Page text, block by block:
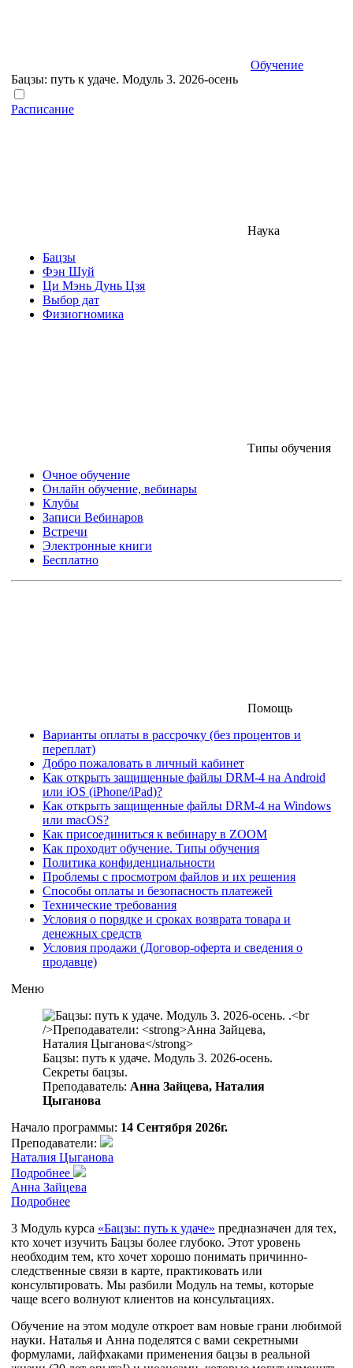
Обучение
Бацзы: путь к удаче. Модуль 3. 2026-осень
Расписание
Наука
Бацзы
Фэн Шуй
Ци Мэнь Дунь Цзя
Выбор дат
Физиогномика
Типы обучения
Очное обучение
Онлайн обучение, вебинары
Клубы
Записи Вебинаров
Встречи
Электронные книги
Бесплатно
Помощь
Варианты оплаты в рассрочку (без процентов и
переплат)
Добро пожаловать в личный кабинет
Как открыть защищенные файлы DRM-4 на Android
или iOS (iPhone/iPad)?
Как открыть защищенные файлы DRM-4 на Windows
или macOS?
Как присоединиться к вебинару в ZOOM
Как проходит обучение. Типы обучения
Политика конфиденциальности
Проблемы с просмотром файлов и их решения
Способы оплаты и безопасность платежей
Технические требования
Условия о порядке и сроках возврата товара и
денежных средств
Условия продажи (Договор-оферта и сведения о
продавце)
Меню
Бацзы: путь к удаче. Модуль 3. 2026-осень.
Секреты бацзы.
Преподаватель: Анна Зайцева, Наталия
Цыганова
Начало программы: 14 Сентября 2026г.
Преподаватели:
Наталия Цыганова
Подробнее
Анна Зайцева
Подробнее
3 Модуль курса «Бацзы: путь к удаче» предназначен для тех,
кто хочет изучить Бацзы более глубоко. Этот уровень
необходим тем, кто хочет хорошо понимать причинно-
следственные связи в карте, практиковать или
консультировать. Мы разбили Модуль на темы, которые
чаще всего волнуют клиентов на консультациях.
Обучение на этом модуле откроет вам новые грани любимой
науки. Наталья и Анна поделятся с вами секретными
формулами, лайфхаками применения бацзы в реальной